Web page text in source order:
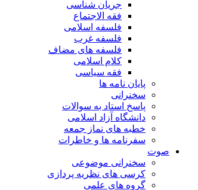
جریان شناسی
فقه الاجتماع
فلسفه اسلامی
فلسفه غرب
فلسفه های مضاف
کلام اسلامی
فقه سیاسی
پایان نامه ها
سخنرانی
پاسخ استاد به سوالات
دانشگاه آزاد اسلامی
خطبه های نماز جمعه
سفرنامه ها و خاطرات
صوت
سخنرانی موضوعی
کرسی های نظریه پردازی
گروه های علمی